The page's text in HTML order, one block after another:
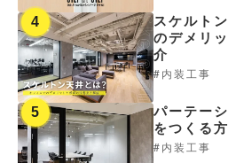
4
スケルト
のデメリ
介
内装工事
5
パーテー
をつくる
内装工事